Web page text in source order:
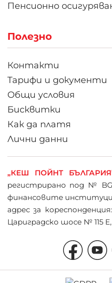
Пенсионно
Полезно
Контакти
Тарифи и документи
Общи условия
Бисквитки
Как да платя
Лични данни
„КЕШ ПОЙНТ
регистрирано под №
финансовите
адрес за
Цариградско шосе № 115